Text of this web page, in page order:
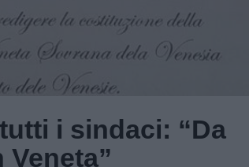
i sindaci: “Da